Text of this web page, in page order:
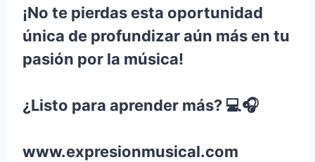
¡No te pierdas esta oportunidad
única de profundizar aún más en tu
pasión por la música!
¿Listo para aprender más? 💻🎧
www.expresionmusical.com